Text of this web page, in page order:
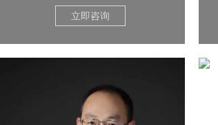
立即咨询